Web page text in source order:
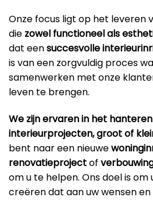
Onze focus ligt op het leveren
die zowel functioneel als
dat eensuccesvolle
is van een zorgvuldig proces
samenwerken met onze
leven te brengen.
We zijn ervaren in het
interieurprojecten, groot of
bent naar een nieuwe
renovatieprojectof
om u te helpen. Ons doel is om
creëren dat aan uw wensen